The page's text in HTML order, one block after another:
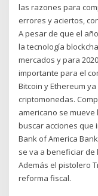
las razones para
errores y aciertos,
A pesar de que el
la tecnología
mercados y para
importante para el
Bitcoin y Ethereum
criptomonedas.
americano se
buscar acciones que
Bank of America
se va a beneficiar de
Además el pistolero
reforma fiscal.